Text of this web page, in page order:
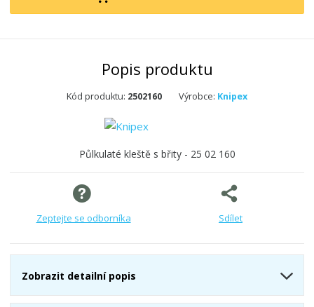
Popis produktu
Kód produktu: 2502160 Výrobce: Knipex
Půlkulaté kleště s břity - 25 02 160
Zeptejte se odborníka Sdílet
Zobrazit detailní popis